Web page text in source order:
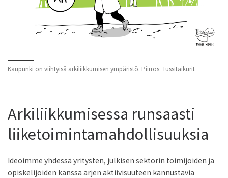
Kaupunki on viihtyisä arkiliikkumisen ympäristö. Piirros: Tussitaikurit
Arkiliikkumisessa runsaasti
liiketoimintamahdollisuuksia
Ideoimme yhdessä yritysten, julkisen sektorin toimijoiden ja
opiskelijoiden kanssa arjen aktiivisuuteen kannustavia